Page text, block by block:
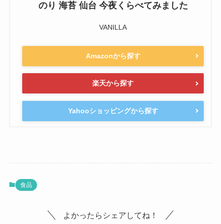
のり 海苔 仙台 今夜くらべてみました
VANILLA
Amazonから探す
楽天から探す
Yahooショッピングから探す
食品
よかったらシェアしてね！